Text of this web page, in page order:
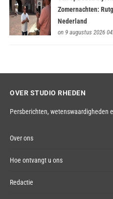
Zomernachten:
Nederland
on 9 augustus 2026
OVER STUDIO RHEDEN
Persberichten, wetenswaardigheden
Over ons
Hoe ontvangt u ons
Redactie